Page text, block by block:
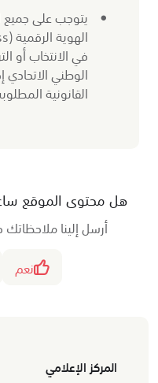
يتوجب على جميع
في الانتخاب أو
الوطني
القانونية
هل محتوى الموقع
أرسل إلينا
نعم
المركز الإعلامي